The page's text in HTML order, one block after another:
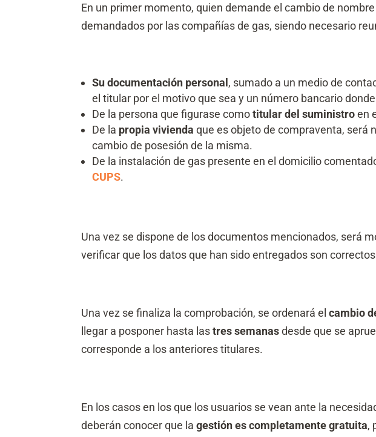
En un primer momento, quien demande el cambio de
demandados por las compañías de gas, siendo necesario
Su documentación personal, sumado a un medio de
el titular por el motivo que sea y un número bancario
De la persona que figurase comotitular del suministroen
De la propia vivienda que es objeto de compraventa, será
cambio de posesión de la misma.
De la instalación de gas presente en el domicilio
CUPS.
Una vez se dispone de los documentos mencionados, será
verificar que los datos que han sido entregados son
Una vez se finaliza la comprobación, se ordenará elcambio
llegar a posponer hasta lastres semanasdesde que se
corresponde a los anteriores titulares.
En los casos en los que los usuarios se vean ante la
deberán conocer que lagestión es completamente gratuita,